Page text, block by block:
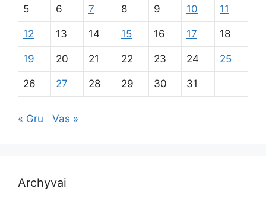
5 6 7 8 9 10 11
12 13 14 15 16 17 18
19 20 21 22 23 24 25
26 27 28 29 30 31
« Gru Vas »
Archyvai